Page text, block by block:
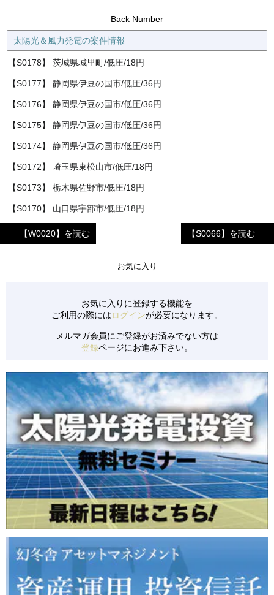
Back Number
太陽光＆風力発電の案件情報
【S0178】 茨城県城里町/低圧/18円
【S0177】 静岡県伊豆の国市/低圧/36円
【S0176】 静岡県伊豆の国市/低圧/36円
【S0175】 静岡県伊豆の国市/低圧/36円
【S0174】 静岡県伊豆の国市/低圧/36円
【S0172】 埼玉県東松山市/低圧/18円
【S0173】 栃木県佐野市/低圧/18円
【S0170】 山口県宇部市/低圧/18円
【S0171】 山口県宇部市/低圧/18円
【S0166】 青森県東津軽郡/低圧/18円
【S0168】 栃木県佐野市/低圧/18円
【S0169】 福岡県朝倉市/低圧/32円
【S0152】 千葉県旭市/低圧/24円
【S0153】 千葉県旭市/低圧/24円
【S0154】 山梨県南都留郡/低圧/36円
【S0155】 群馬県安中市/低圧/21円
【S0157】 茨城県かすみがうら市/低圧/36円
【S0158】 北海道白糠町/低圧/24円
【W0020】を読む 【S0066】を読む
お気に入り
お気に入りに登録する機能を
ご利用の際にはログインが必要になります。
メルマガ会員にご登録がお済みでない方は
登録ページにお進み下さい。